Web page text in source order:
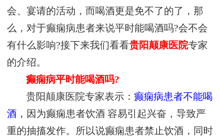
会、宴请的活动，而喝酒更是免不了的了，那
么，对于癫痫病患者来说平时能喝酒吗?会不会
有什么影响?接下来我们看看贵阳颠康医院专家
的介绍。
癫痫病平时能喝酒吗?
贵阳颠康医院专家表示：癫痫病患者不能喝
酒， 因为癫痫患者饮酒 容易引起兴奋，导致严
重的抽搐发作。所以说癫痫患者禁止饮酒，同时